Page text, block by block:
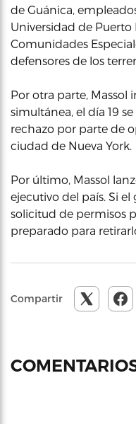
de Guánica,
Universidad de Puerto
Comunidades
defensores de los
Por otra parte,
simultánea, el día 19
rechazo por parte de
ciudad de Nueva York.
Por último, Massol
ejecutivo del país. Si
solicitud de permisos
preparado para
Compartir